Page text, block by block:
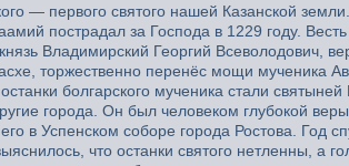
— первого святого нашей Казанской
пострадал за Господа в 1229 году. Весть
Владимирский Георгий Всеволодович,
торжественно перенёс мощи мученика
болгарского мученика стали
города. Он был человеком глубокой
в Успенском соборе города Ростова. Год
что останки святого нетленны, а